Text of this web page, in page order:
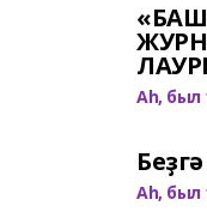
Аһ,
Аһ,